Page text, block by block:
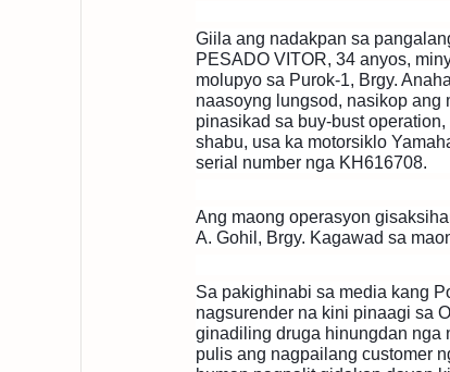
Giila ang nadakpan sa
PESADO VITOR, 34 anyos,
molupyo sa Purok-1, Brgy.
naasoyng lungsod, nasikop
pinasikad sa buy-bust
shabu, usa ka motorsiklo
serial number nga KH616708.
Ang maong operasyon
A. Gohil, Brgy. Kagawad sa
Sa pakighinabi sa media kang
nagsurender na kini pinaagi sa
ginadiling druga hinungdan nga
pulis ang nagpailang customer